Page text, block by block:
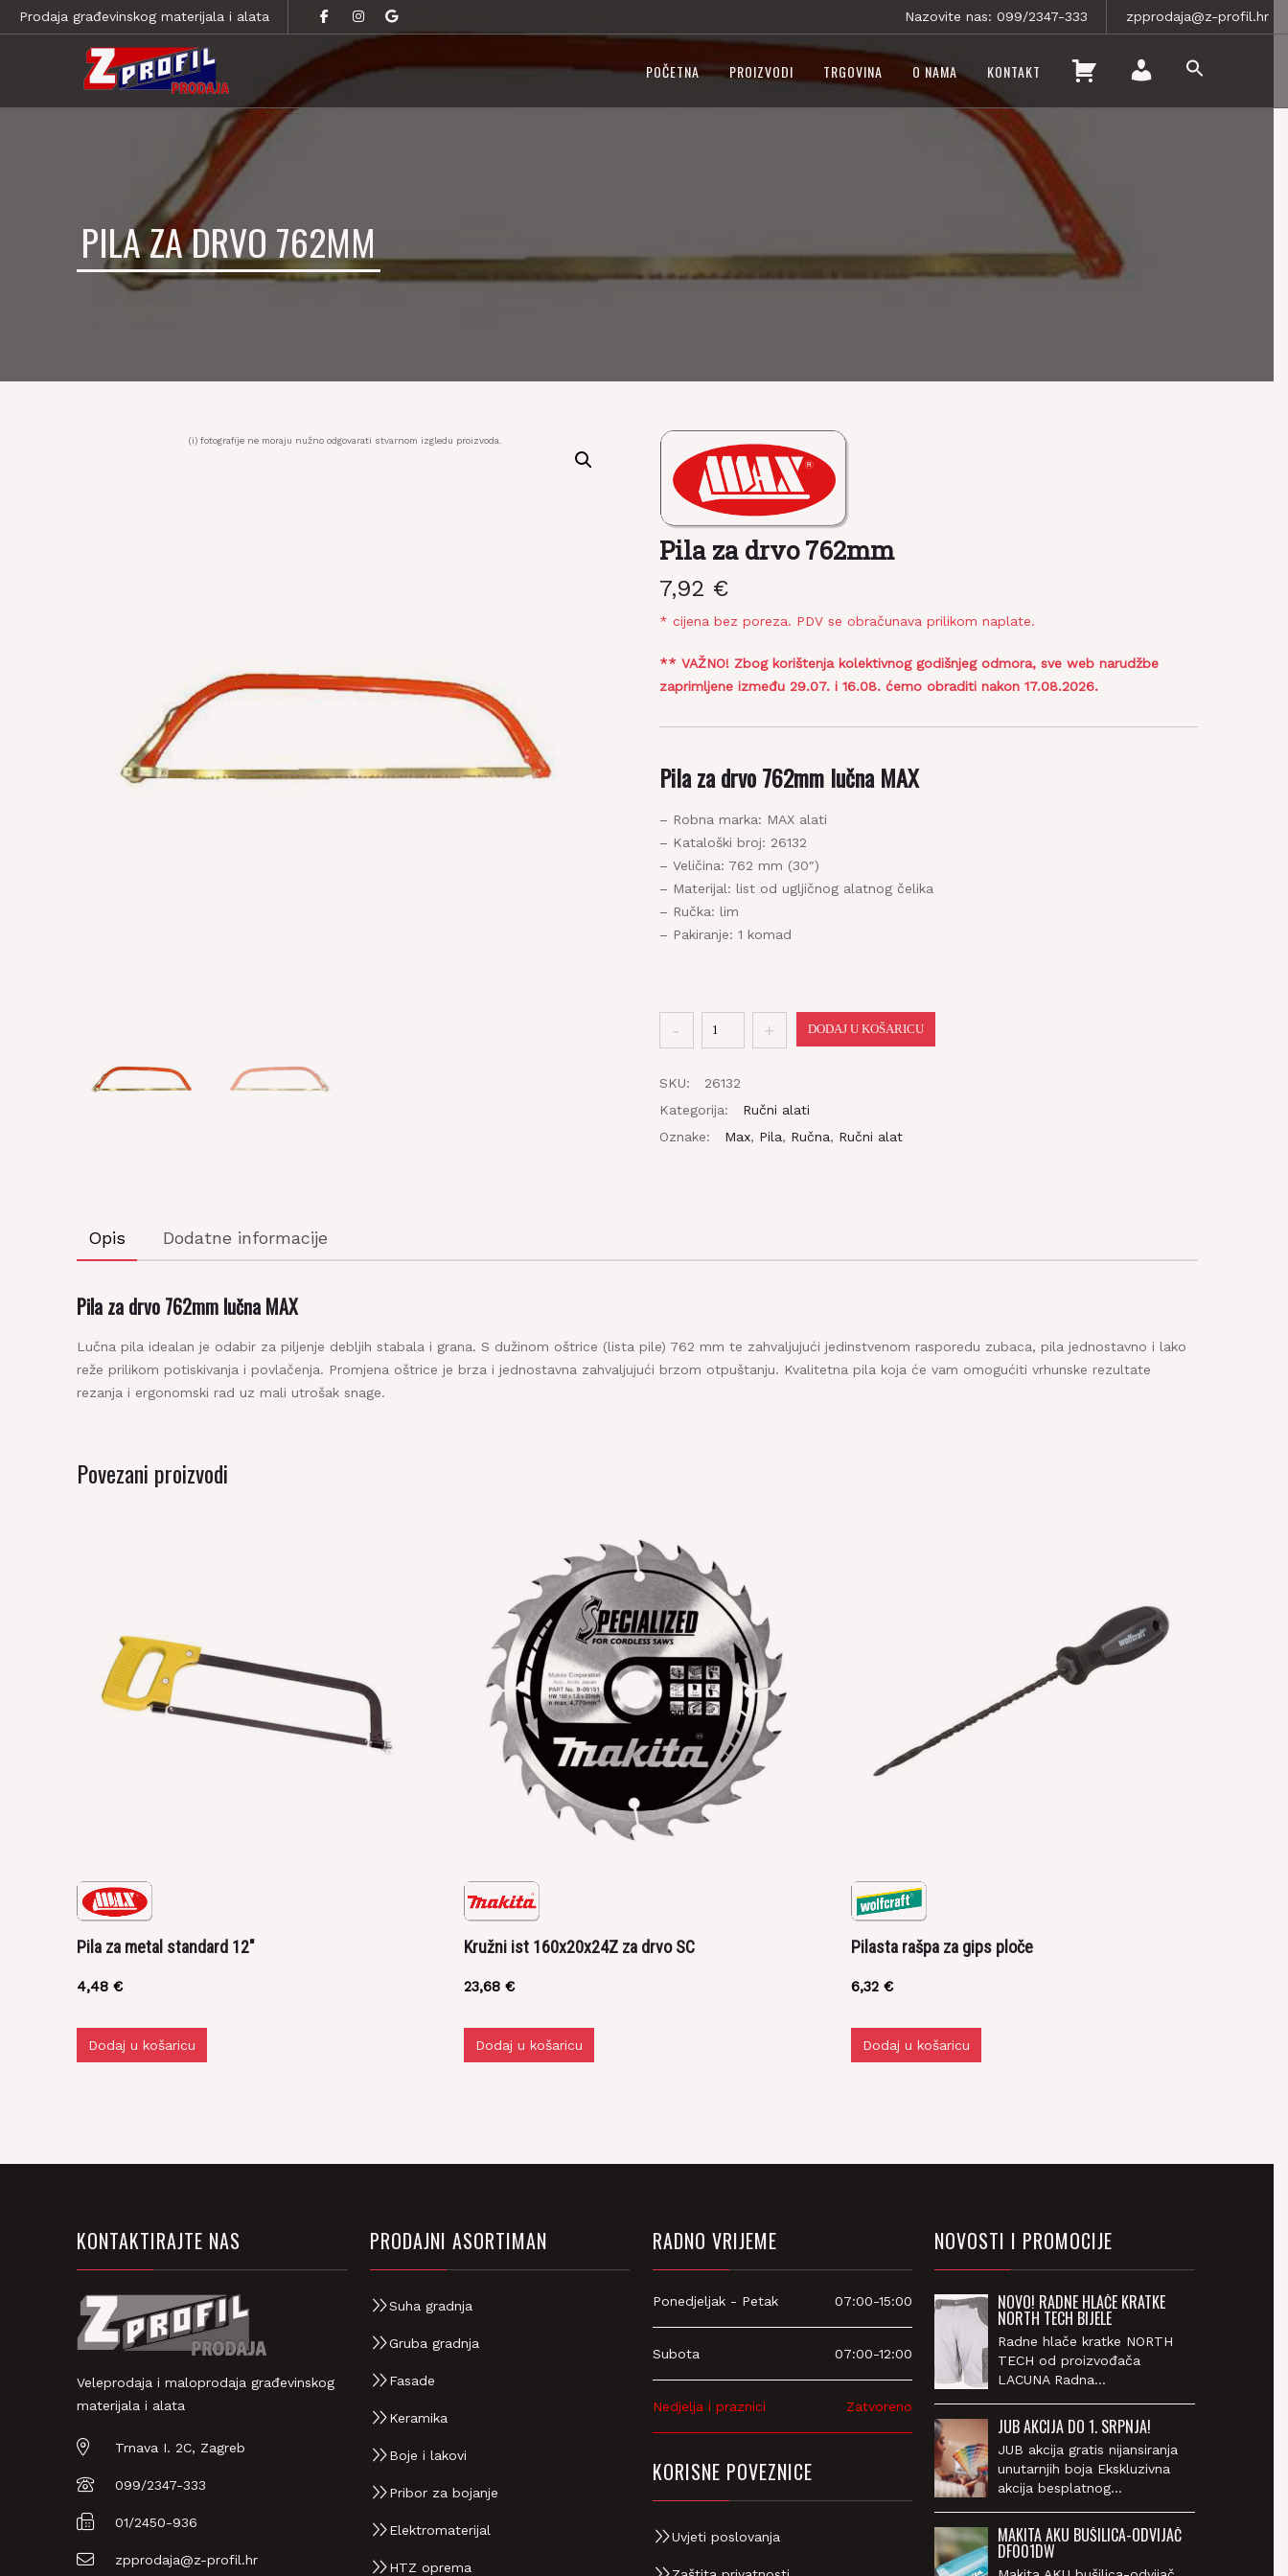
Prodaja građevinskog materijala i alata Nazovite nas: 099/2347-333 zpprodaja@z-profil.hr
POČETNA PROIZVODI TRGOVINA O NAMA KONTAKT
Š
C
O
PILA ZA DRVO 762MM
(i) fotografije ne moraju nužno odgovarati stvarnom izgledu proizvoda.
Pila za drvo 762mm
7,92 €
* cijena bez poreza. PDV se obračunava prilikom naplate.
** VAŽNO! Zbog korištenja kolektivnog godišnjeg odmora, sve web narudžbe
zaprimljene između 29.07. i 16.08. ćemo obraditi nakon 17.08.2026.
Pila za drvo 762mm lučna MAX
– Robna marka: MAX alati
– Kataloški broj: 26132
– Veličina: 762 mm (30″)
– Materijal: list od ugljičnog alatnog čelika
– Ručka: lim
– Pakiranje: 1 komad
Pila
za
762mm
količina
DODAJ U KOŠARICU
SKU:
26132
Kategorija:
Ručni alati
Oznake:
Max, Pila, Ručna, Ručni alat
Opis Dodatne informacije
Pila za drvo 762mm lučna MAX
Lučna pila idealan je odabir za piljenje debljih stabala i grana. S dužinom oštrice (lista pile) 762 mm te zahvaljujući jedinstvenom rasporedu zubaca, pila jednostavno i lako
reže prilikom potiskivanja i povlačenja. Promjena oštrice je brza i jednostavna zahvaljujući brzom otpuštanju. Kvalitetna pila koja će vam omogućiti vrhunske rezultate
rezanja i ergonomski rad uz mali utrošak snage.
Povezani proizvodi
Pila za metal standard 12″
4,48 €
Dodaj u košaricu
Kružni ist 160x20x24Z za drvo SC
23,68 €
Dodaj u košaricu
Pilasta rašpa za gips ploče
6,32 €
Dodaj u košaricu
KONTAKTIRAJTE NAS
Veleprodaja i maloprodaja građevinskog
materijala i alata
Trnava I. 2C, Zagreb
099/2347-333
01/2450-936
zpprodaja@z-profil.hr
PRODAJNI ASORTIMAN
Suha gradnja
Gruba gradnja
Fasade
Keramika
Boje i lakovi
Pribor za bojanje
Elektromaterijal
HTZ oprema
RADNO VRIJEME
Ponedjeljak - Petak 07:00-15:00
Subota 07:00-12:00
Nedjelja i praznici Zatvoreno
KORISNE POVEZNICE
Uvjeti poslovanja
NOVOSTI I PROMOCIJE
NOVO! RADNE HLAČE KRATKE
NORTH TECH BIJELE
Radne hlače kratke NORTH
TECH od proizvođača
LACUNA Radna…
JUB AKCIJA DO 1. SRPNJA!
JUB akcija gratis nijansiranja
unutarnjih boja Ekskluzivna
akcija besplatnog…
MAKITA AKU BUŠILICA-ODVIJAČ
DF001DW
DOSTAVLJAMO ROBU!
Besplatna dostava robe moguća je za područje Grada Zagreba i
Zagrebačke županije.
Rezerviraj dostavu
zpprodaja@z-profil.hr 099/2347-333